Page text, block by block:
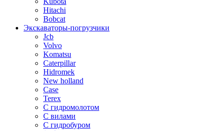
Hitachi
Bobcat
Экскаваторы-погрузчики
Jcb
Volvo
Komatsu
Caterpillar
Hidromek
New holland
Case
Terex
С гидромолотом
С вилами
С гидробуром